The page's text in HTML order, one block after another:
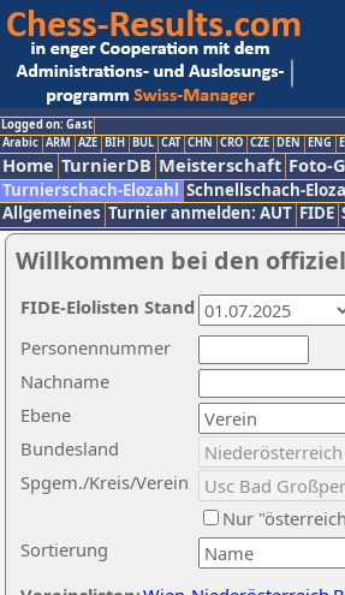
Logged on: Gast
Arabic ARM AZE BIH BUL CAT CHN CRO CZE DEN ENG
Home TurnierDB Meisterschaft Foto-
Turnierschach-Elozahl Schnellschach-
Allgemeines Turnier anmelden: AUT FIDE
Willkommen bei den
Nachname
Ebene
Sortierung
Personennummer
Bundesland
Spgem./Kreis/Verein
Nur
FIDE-Elolisten Stand